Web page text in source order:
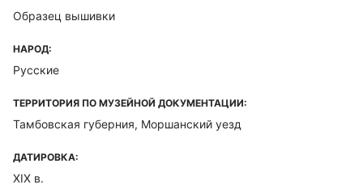
Образец вышивки
НАРОД:
Русские
ТЕРРИТОРИЯ ПО МУЗЕЙНОЙ ДОКУМЕНТАЦИИ:
Тамбовская губерния, Моршанский уезд
ДАТИРОВКА:
XIX в.